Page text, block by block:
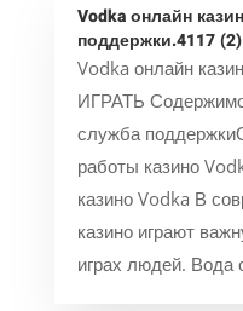
Vodka онлайн
поддержки.4117 (2)
Vodka онлайн
ИГРАТЬ
служба
работы казино
казино Vodka В
казино играют
играх людей. Вода